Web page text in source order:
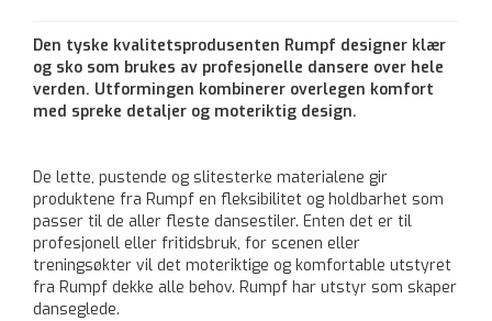
Den tyske kvalitetsprodusenten Rumpf designer klær
og sko som brukes av profesjonelle dansere over hele
verden. Utformingen kombinerer overlegen komfort
med spreke detaljer og moteriktig design.
De lette, pustende og slitesterke materialene gir
produktene fra Rumpf en fleksibilitet og holdbarhet som
passer til de aller fleste dansestiler. Enten det er til
profesjonell eller fritidsbruk, for scenen eller
treningsøkter vil det moteriktige og komfortable utstyret
fra Rumpf dekke alle behov. Rumpf har utstyr som skaper
danseglede.